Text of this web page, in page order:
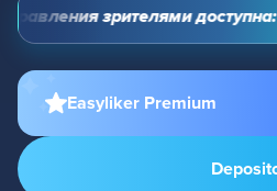
зрителями доступна:
Easyliker Premium